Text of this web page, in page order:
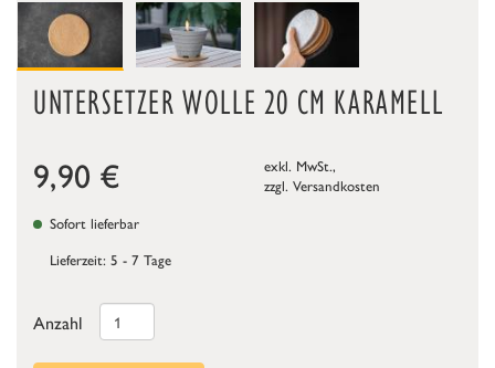
UNTERSETZER WOLLE 20 CM KARAMELL
9,90 €
exkl. MwSt.,
zzgl. Versandkosten
Sofort lieferbar
Lieferzeit: 5 - 7 Tage
Anzahl